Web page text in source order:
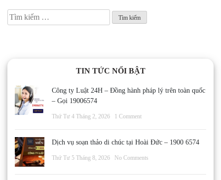
Tìm
kiếm
TIN TỨC NỔI BẬT
Công ty Luật 24H – Đồng hành pháp lý trên toàn quốc
– Gọi 19006574
Thứ Tư 4 Tháng 2, 2026 1 Comment
Dịch vụ soạn thảo di chúc tại Hoài Đức – 1900 6574
Thứ Tư 5 Tháng 8, 2026 No Comments